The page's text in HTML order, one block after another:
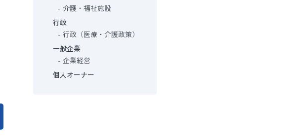
介護・福祉施設
行政
行政（医療・介護政策）
一般企業
企業経営
個人オーナー